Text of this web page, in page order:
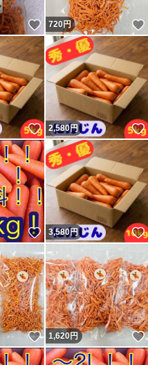
いいね！
720円
いいね！
2,580円
いいね！
3,580円
いいね！
1,620円